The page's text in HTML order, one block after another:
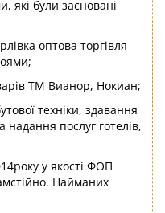
які були засновані
оптова торгівля
ТМ Вианор, Нокиан;
техніки, здавання
надання послуг готелів,
у якості ФОП
Найманих